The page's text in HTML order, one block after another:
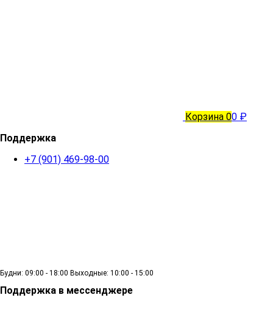
Корзина 00 ₽
Поддержка
+7 (901) 469-98-00
Будни: 09:00 - 18:00 Выходные: 10:00 - 15:00
Поддержка в мессенджере